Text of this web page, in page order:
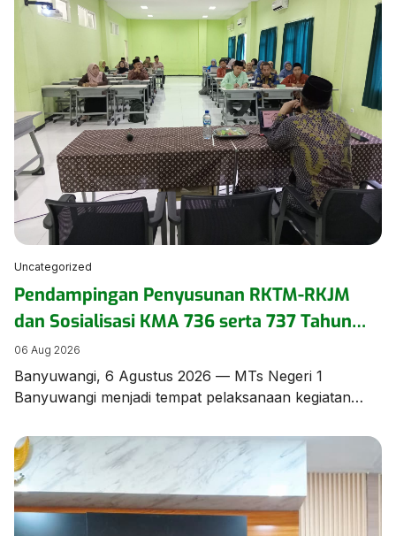
seminar pengasuhan secara daring pada Kamis
(6/8/2026). ​Kegiatan yang mengusung tema
“Menumbuhkan Kepercayaan Diri Anak Inklusi” ini
diikuti oleh pengurus dan anggota DWP di lingkungan
Kementerian Agama […]
Uncategorized
Pendampingan Penyusunan RKTM-RKJM
dan Sosialisasi KMA 736 serta 737 Tahun
2026 Digelar di MTs Negeri 1 Banyuwangi
06 Aug 2026
Banyuwangi, 6 Agustus 2026 — MTs Negeri 1
Banyuwangi menjadi tempat pelaksanaan kegiatan
Madrasah (RKTM) dan Rencana Kerja Jangka
Menengah (RKJM) serta Sosialisasi KMA Nomor 736
dan 737 Tahun 2026, pada Kamis (06/08/2026).
Kegiatan yang dimulai pukul 08.00 WIB hingga selesai
ini menghadirkan Pengawas Madrasah Kantor